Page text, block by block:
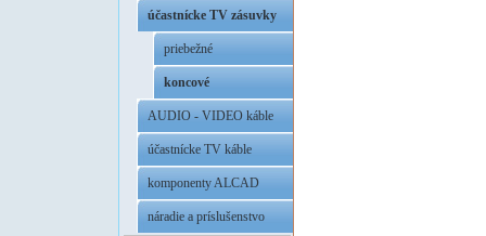
účastnícke TV zásuvky
priebežné
koncové
AUDIO - VIDEO káble
účastnícke TV káble
komponenty ALCAD
náradie a príslušenstvo